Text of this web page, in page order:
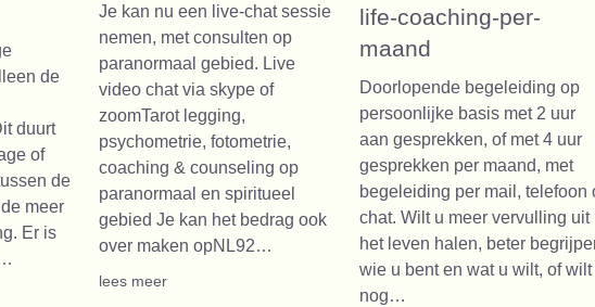
de
duurt
of
de
meer
Er is
Je kan nu een live-chat sessie
nemen, met consulten op
paranormaal gebied. Live
video chat via skype of
zoomTarot legging,
psychometrie, fotometrie,
coaching & counseling op
paranormaal en spiritueel
gebied Je kan het bedrag ook
over maken opNL92…
lees meer
life-coaching-per-
maand
Doorlopende begeleiding op
persoonlijke basis met 2 uur
aan gesprekken, of met 4 uur
gesprekken per maand, met
begeleiding per mail, telefoon
chat. Wilt u meer vervulling uit
het leven halen, beter
wie u bent en wat u wilt, of wilt
nog…